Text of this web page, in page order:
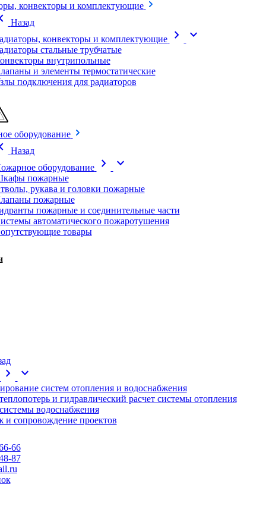
конвекторы и комплектующие
Назад
конвекторы и комплектующие
chevron_right expand_more
стальные трубчатые
внутрипольные
и элементы термостатические
подключения для радиаторов
оборудование
Назад
оборудование
chevron_right expand_more
пожарные
рукава и головки пожарные
пожарные
пожарные и соединительные части
автоматического пожаротушения
товары
chevron_right expand_more
систем отопления и водоснабжения
и гидравлический расчет системы отопления
водоснабжения
и сопровождение проектов
66
87